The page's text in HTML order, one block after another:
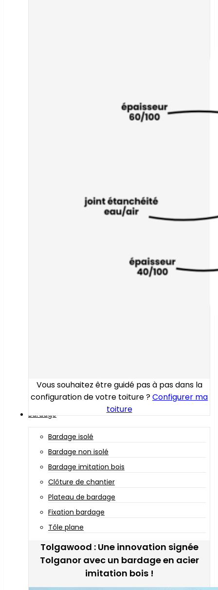
Vous souhaitez être guidé pas à pas dans la
configuration de votre toiture ?Configurer ma
toiture
Bardage
Bardage isolé
Bardage non isolé
Bardage imitation bois
Clôture de chantier
Plateau de bardage
Fixation bardage
Tôle plane
Tolgawood : Une innovation signée
Tolganor avec un bardage en acier
imitation bois !